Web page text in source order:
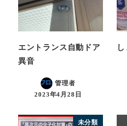
エントランス自動ドア
異音
管理者
2023年4月28日
未分類